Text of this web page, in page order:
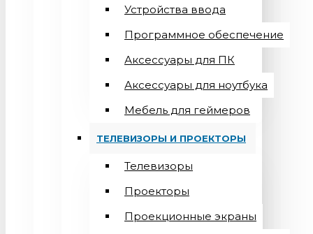
Устройства ввода
Программное обеспечение
Аксессуары для ПК
Аксессуары для ноутбука
Мебель для геймеров
ТЕЛЕВИЗОРЫ И ПРОЕКТОРЫ
Телевизоры
Проекторы
Проекционные экраны